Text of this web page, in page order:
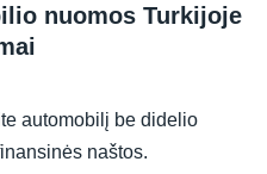
nuomos Turkijoje
automobilį be didelio
naštos.